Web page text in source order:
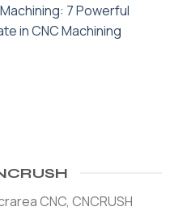
7 Powerful
in CNC Machining
CNC, CNCRUSH